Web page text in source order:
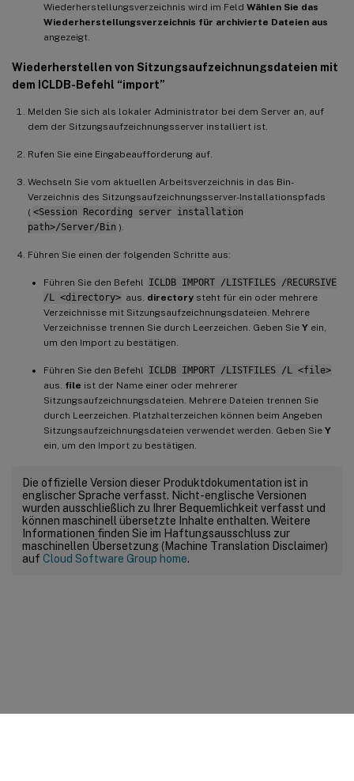
Wiederherstellungsverzeichnis wird im Feld Wählen Sie das
Wiederherstellungsverzeichnis für archivierte Dateien aus
angezeigt.
Wiederherstellen von Sitzungsaufzeichnungsdateien mit
dem ICLDB-Befehl “import”
Melden Sie sich als lokaler Administrator bei dem Server an, auf
dem der Sitzungsaufzeichnungsserver installiert ist.
Rufen Sie eine Eingabeaufforderung auf.
Wechseln Sie vom aktuellen Arbeitsverzeichnis in das Bin-
Verzeichnis des Sitzungsaufzeichnungsserver-Installationspfads
( <Session Recording server installation
path>/Server/Bin ).
Führen Sie einen der folgenden Schritte aus:
Führen Sie den Befehl
ICLDB IMPORT /LISTFILES /RECURSIVE
/L <directory> aus. directorysteht für ein oder mehrere
Verzeichnisse mit Sitzungsaufzeichnungsdateien. Mehrere
Verzeichnisse trennen Sie durch Leerzeichen. Geben Sie Y ein,
um den Import zu bestätigen.
Führen Sie den Befehl
ICLDB IMPORT /LISTFILES /L <file>
aus. file ist der Name einer oder mehrerer
Sitzungsaufzeichnungsdateien. Mehrere Dateien trennen Sie
durch Leerzeichen. Platzhalterzeichen können beim Angeben
Sitzungsaufzeichnungsdateien verwendet werden. Geben Sie Y
ein, um den Import zu bestätigen.
Die offizielle Version dieser Produktdokumentation ist in
englischer Sprache verfasst. Nicht-englische Versionen
wurden ausschließlich zu Ihrer Bequemlichkeit verfasst und
können maschinell übersetzte Inhalte enthalten. Weitere
Informationen finden Sie im Haftungsausschluss zur
maschinellen Übersetzung (Machine Translation Disclaimer)
auf Cloud Software Group home.